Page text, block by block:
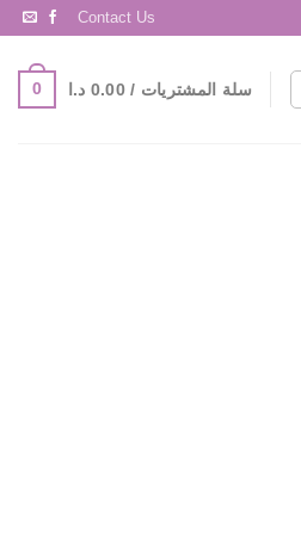
Contact Us
سلة المشتريات / 0.00 د.ا 0